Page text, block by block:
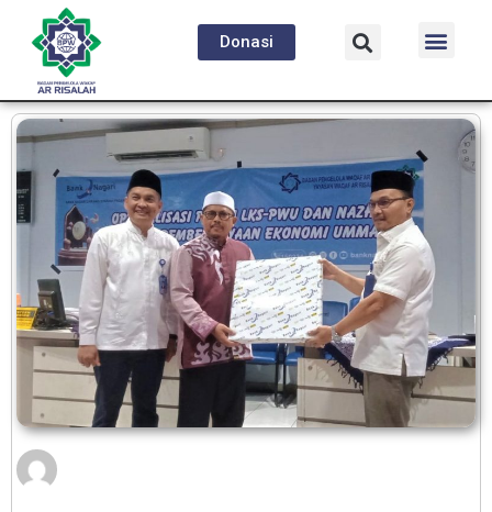
Donasi